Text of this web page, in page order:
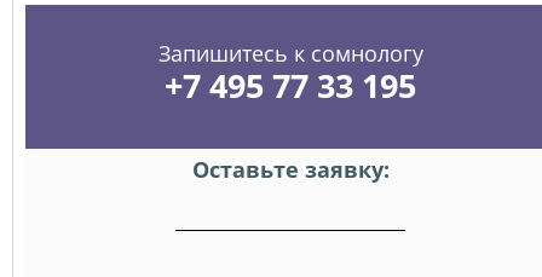
Запишитесь к сомнологу
+7 495 77 33 195
Оставьте заявку: